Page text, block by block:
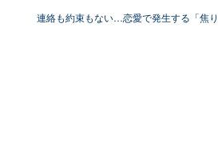
連絡も約束もない…恋愛で発生する「焦